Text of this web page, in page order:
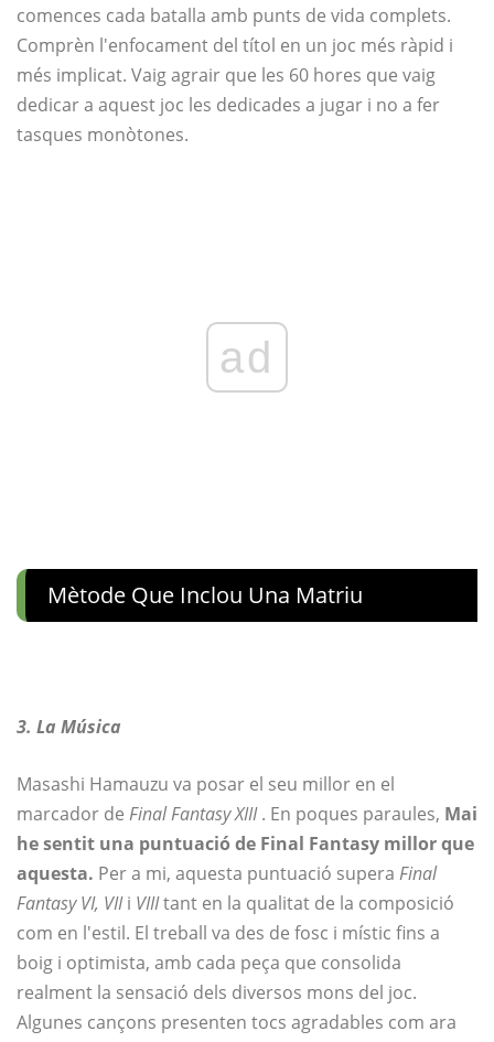
comences cada batalla amb punts de vida complets.
Comprèn l'enfocament del títol en un joc més ràpid i
més implicat. Vaig agrair que les 60 hores que vaig
dedicar a aquest joc les dedicades a jugar i no a fer
tasques monòtones.
ad
Mètode Que Inclou Una Matriu
3. La Música
Masashi Hamauzu va posar el seu millor en el
marcador de Final Fantasy XIII. En poques paraules, Mai
he sentit una puntuació de Final Fantasy millor que
aquesta. Per a mi, aquesta puntuació supera Final
Fantasy VI, VIIi VIIItant en la qualitat de la composició
com en l'estil. El treball va des de fosc i místic fins a
boig i optimista, amb cada peça que consolida
realment la sensació dels diversos mons del joc.
Algunes cançons presenten tocs agradables com ara